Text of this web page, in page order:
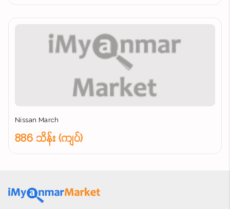
Nissan March
886 သိန်း (ကျပ်)